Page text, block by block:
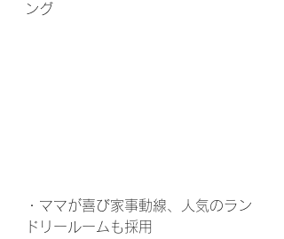
ング
・ママが喜び家事動線、人気のラン
ドリールームも採用